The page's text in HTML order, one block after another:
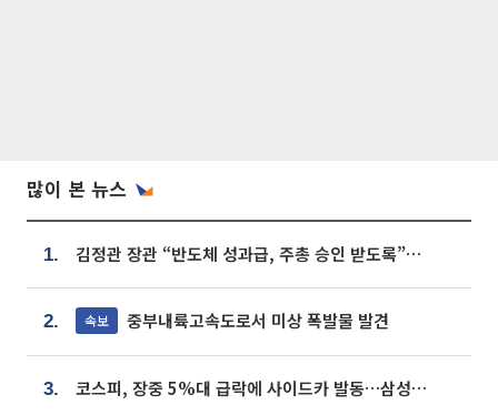
많이 본 뉴스
1. 김정관 장관 “반도체 성과급, 주총 승인 받도록”…상법·자본시장법 개정 시사
2. 속보 중부내륙고속도로서 미상 폭발물 발견
3. 코스피, 장중 5%대 급락에 사이드카 발동…삼성·SK 동반 폭락